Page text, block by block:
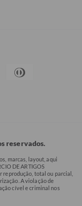
reservados.
marcas, layout, aqui
DE ARTIGOS
reprodução, total ou parcial,
A violação de
cível e criminal nos